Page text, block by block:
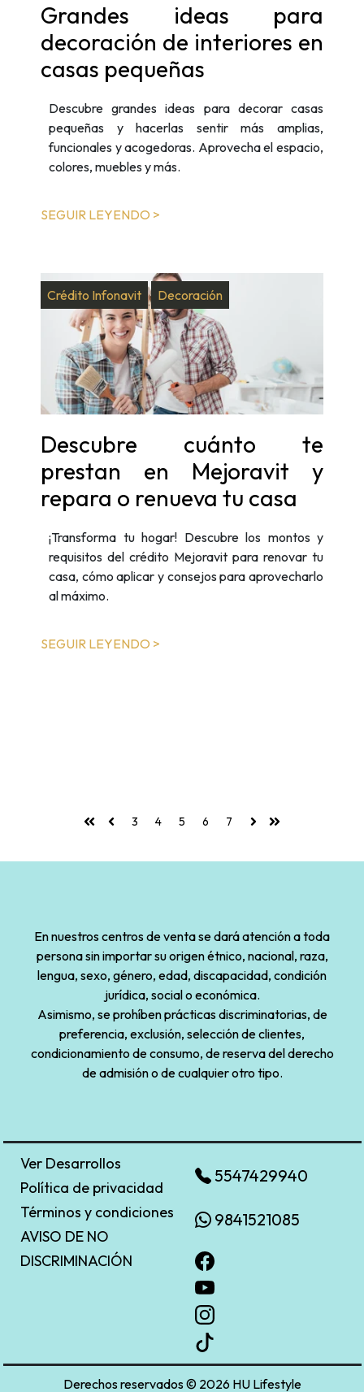
Grandes ideas para
decoración de interiores en
casas pequeñas
Descubre grandes ideas para decorar casas
pequeñas y hacerlas sentir más amplias,
funcionales y acogedoras. Aprovecha el espacio,
colores, muebles y más.
SEGUIR LEYENDO >
Crédito Infonavit Decoración
Descubre cuánto te
prestan en Mejoravit y
repara o renueva tu casa
¡Transforma tu hogar! Descubre los montos y
requisitos del crédito Mejoravit para renovar tu
casa, cómo aplicar y consejos para aprovecharlo
al máximo.
SEGUIR LEYENDO >
PrimeraAnterior
3 4 5 6 7
Siguiente
Última
En nuestros centros de venta se dará atención a toda
persona sin importar su origen étnico, nacional, raza,
lengua, sexo, género, edad, discapacidad, condición
jurídica, social o económica.
Asimismo, se prohíben prácticas discriminatorias, de
preferencia, exclusión, selección de clientes,
condicionamiento de consumo, de reserva del derecho
de admisión o de cualquier otro tipo.
Ver Desarrollos
Política de privacidad
Términos y condiciones
AVISO DE NO
DISCRIMINACIÓN
5547429940
9841521085
Derechos reservados © 2026 HU Lifestyle